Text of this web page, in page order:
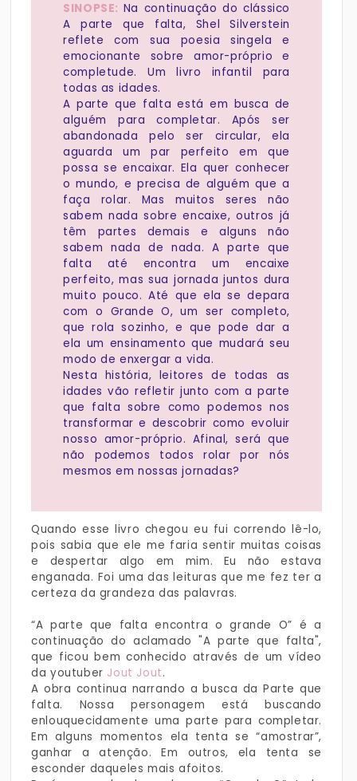
SINOPSE: Na continuação do clássico
A parte que falta, Shel Silverstein
reflete com sua poesia singela e
emocionante sobre amor-próprio e
completude. Um livro infantil para
todas as idades.
A parte que falta está em busca de
alguém para completar. Após ser
abandonada pelo ser circular, ela
aguarda um par perfeito em que
possa se encaixar. Ela quer conhecer
o mundo, e precisa de alguém que a
faça rolar. Mas muitos seres não
sabem nada sobre encaixe, outros já
têm partes demais e alguns não
sabem nada de nada. A parte que
falta até encontra um encaixe
perfeito, mas sua jornada juntos dura
muito pouco. Até que ela se depara
com o Grande O, um ser completo,
que rola sozinho, e que pode dar a
ela um ensinamento que mudará seu
modo de enxergar a vida.
Nesta história, leitores de todas as
idades vão refletir junto com a parte
que falta sobre como podemos nos
transformar e descobrir como evoluir
nosso amor-próprio. Afinal, será que
não podemos todos rolar por nós
mesmos em nossas jornadas?
Quando esse livro chegou eu fui correndo lê-lo,
pois sabia que ele me faria sentir muitas coisas
e despertar algo em mim. Eu não estava
enganada. Foi uma das leituras que me fez ter a
certeza da grandeza das palavras.
“A parte que falta encontra o grande O” é a
continuação do aclamado "A parte que falta",
que ficou bem conhecido através de um vídeo
da youtuber Jout Jout.
A obra continua narrando a busca da Parte que
falta. Nossa personagem está buscando
enlouquecidamente uma parte para completar.
Em alguns momentos ela tenta se “amostrar”,
ganhar a atenção. Em outros, ela tenta se
esconder daqueles mais afoitos.